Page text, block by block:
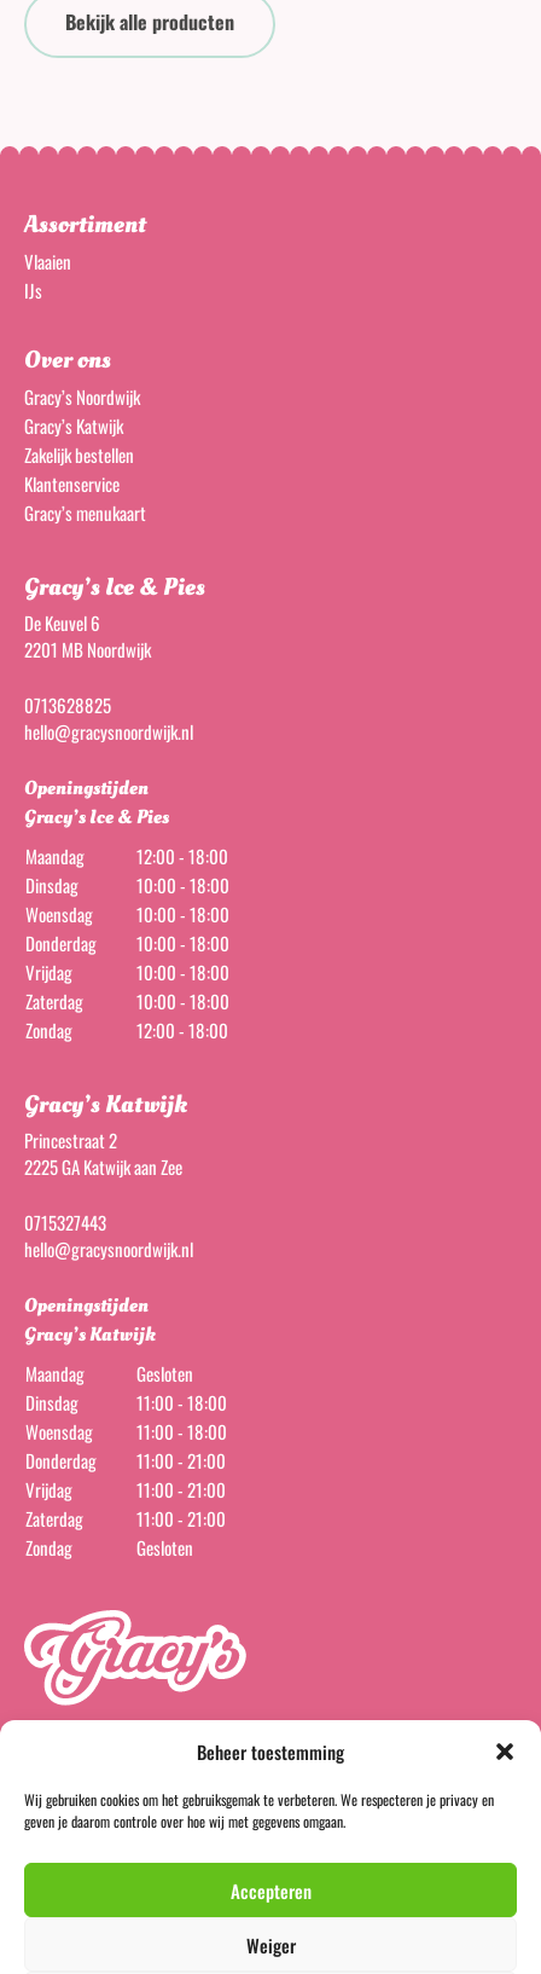
Beheer toestemming
Wij gebruiken cookies om het gebruiksgemak te verbeteren. We respecteren je privacy en
geven je daarom controle over hoe wij met gegevens omgaan.
Accepteren
Weiger
Bekijk alle producten
Assortiment
Vlaaien
IJs
Over ons
Gracy’s Noordwijk
Gracy’s Katwijk
Zakelijk bestellen
Klantenservice
Gracy’s menukaart
Gracy’s Ice & Pies
De Keuvel 6
2201 MB Noordwijk
0713628825
hello@gracysnoordwijk.nl
Openingstijden
Gracy’s Ice & Pies
Maandag
12:00 - 18:00
Dinsdag
10:00 - 18:00
Woensdag
10:00 - 18:00
Donderdag
10:00 - 18:00
Vrijdag
10:00 - 18:00
Zaterdag
10:00 - 18:00
Zondag
12:00 - 18:00
Gracy’s Katwijk
Princestraat 2
2225 GA Katwijk aan Zee
0715327443
hello@gracysnoordwijk.nl
Openingstijden
Gracy’s Katwijk
Maandag
Gesloten
Dinsdag
11:00 - 18:00
Woensdag
11:00 - 18:00
Donderdag
11:00 - 21:00
Vrijdag
11:00 - 21:00
Zaterdag
11:00 - 21:00
Zondag
Gesloten
instagramfacebook
NL866540817B01
KvK-nummer: